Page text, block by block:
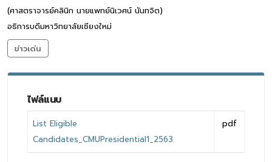
(ศาสตราจารย์คลินิก นายแพทย์นิเวศน์ นันทจิต)
อธิการบดีมหาวิทยาลัยเชียงใหม่
ข่าวเด่น
ไฟล์แนบ
List Eligible
Candidates_CMUPresidential1_2563
pdf